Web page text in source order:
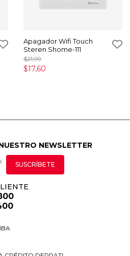
Apagador Wifi Touch
Steren Shome-111
$21,99
$17,60
NEWSLETTER
SUSCRÍBETE